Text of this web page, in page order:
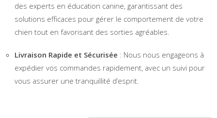
des experts en éducation canine, garantissant des
solutions efficaces pour gérer le comportement de votre
chien tout en favorisant des sorties agréables.
Livraison Rapide et Sécurisée : Nous nous engageons à
expédier vos commandes rapidement, avec un suivi pour
vous assurer une tranquillité d’esprit.